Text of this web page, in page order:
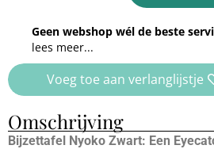
Geen webshop wél de beste
lees meer...
Voeg toe aan verlanglijstje
Omschrijving
Bijzettafel Nyoko Zwart: Een